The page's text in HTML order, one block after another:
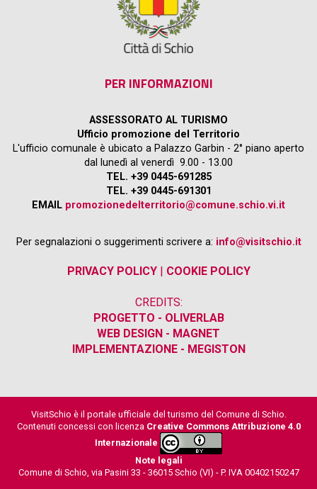
PER INFORMAZIONI
ASSESSORATO AL TURISMO
Ufficio promozione del Territorio
L'ufficio comunale è ubicato a Palazzo Garbin - 2° piano aperto
dal lunedì al venerdì 9.00 - 13.00
TEL. +39 0445-691285
TEL. +39 0445-691301
EMAIL promozionedelterritorio@comune.schio.vi.it
Per segnalazioni o suggerimenti scrivere a: info@visitschio.it
PRIVACY POLICY| COOKIE POLICY
CREDITS:
PROGETTO - OLIVERLAB
WEB DESIGN - MAGNET
IMPLEMENTAZIONE - MEGISTON
VisitSchio è il portale ufficiale del turismo del Comune di Schio.
Contenuti concessi con licenza Creative Commons Attribuzione 4.0
Internazionale
Note legali
Comune di Schio, via Pasini 33 - 36015 Schio (VI) - P. IVA 00402150247